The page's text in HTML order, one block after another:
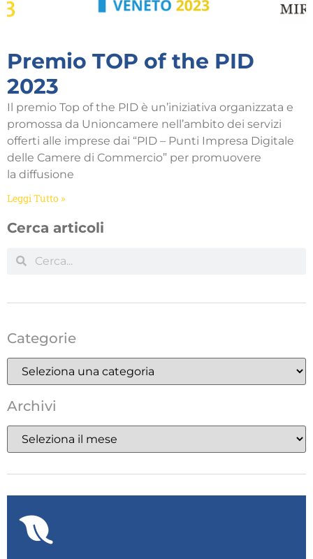
Premio TOP of the PID
2023
Il premio Top of the PID è un’iniziativa organizzata e
promossa da Unioncamere nell’ambito dei servizi
offerti alle imprese dai “PID – Punti Impresa Digitale
delle Camere di Commercio” per promuovere
la diffusione
Leggi Tutto »
Cerca articoli
Categorie
Archivi